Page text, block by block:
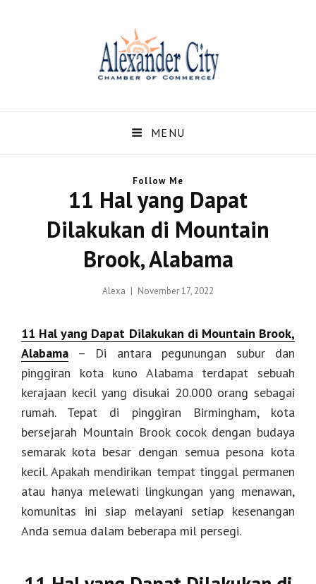
Dan Berita Terbaru
Alexander Alabama
Terbaru dari Kota Alexander Alabama di US
MENU
11 Hal yang Dapat
Dilakukan di Mountain
Brook, Alabama
Alexa
Posted
November 17, 2022
11 Hal yang Dapat Dilakukan di Mountain Brook,
Alabama – Di antara pegunungan subur dan
pinggiran kota kuno Alabama terdapat sebuah
kerajaan kecil yang disukai 20.000 orang sebagai
rumah. Tepat di pinggiran Birmingham, kota
bersejarah Mountain Brook cocok dengan budaya
semarak kota besar dengan semua pesona kota
kecil. Apakah mendirikan tempat tinggal permanen
atau hanya melewati lingkungan yang menawan,
komunitas ini siap melayani setiap kesenangan
Anda semua dalam beberapa mil persegi.
Follow Me